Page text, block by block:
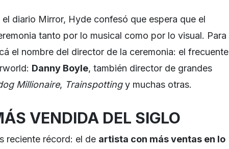
diario Mirror, Hyde confesó que espera que el
tanto por lo musical como por lo visual. Para
el nombre del director de la ceremonia: el frecuente
Danny Boyle, también director de grandes
Millionaire, Trainspottingy muchas otras.
VENDIDA DEL SIGLO
reciente récord: el de artista con más ventas en lo